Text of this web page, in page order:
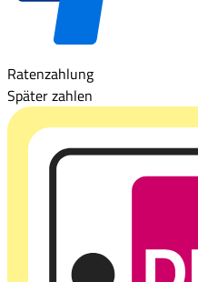
Ratenzahlung
Später zahlen